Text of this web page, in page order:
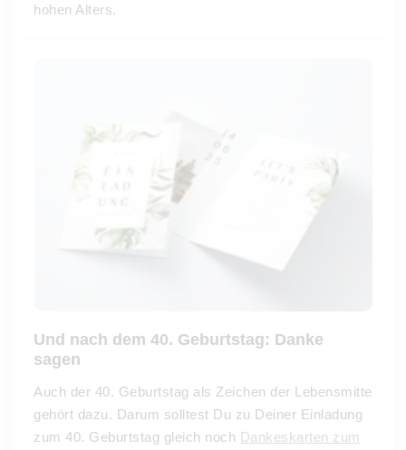
hohen Alters.
Und nach dem 40. Geburtstag: Danke
sagen
Auch der 40. Geburtstag als Zeichen der Lebensmitte
gehört dazu. Darum solltest Du zu Deiner Einladung
zum 40. Geburtstag gleich noch Dankeskarten zum